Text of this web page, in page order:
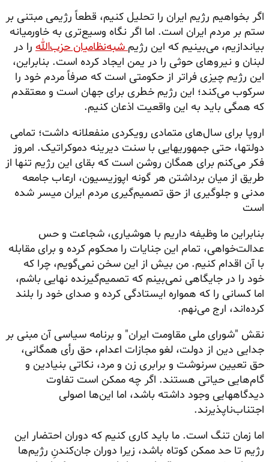
اگر بخواهیم رژیم ایران را تحلیل کنیم، قطعاً رژیمی مبتنی بر
ستم بر مردم ایران است. اما اگر نگاه وسیع‌تری به خاورمیانه
بیاندازیم، می‌بینیم که این رژیمشبه‌نظامیان حزب‌الله را در
لبنان و نیروهای حوثی را در یمن ایجاد کرده است. بنابراین،
این رژیم چیزی فراتر از حکومتی است که صرفاً مردم خود را
سرکوب می‌کند؛ این رژیم خطری برای جهان است و معتقدم
که همگی باید به این واقعیت اذعان کنیم.
اروپا برای سال‌های متمادی رویکردی منفعلانه داشت؛ تمامی
دولتها، حتی جمهوریهایی با سنت دیرینه دموکراتیک. امروز
فکر می‌کنم برای همگان روشن است که بقای این رژیم تنها از
طریق از میان برداشتن هر گونه اپوزیسیون، ارعاب جامعه
مدنی و جلوگیری از حق تصمیم‌گیری مردم ایران میسر شده
است
بنابراین ما وظیفه داریم با هوشیاری، شجاعت و حس
عدالت‌خواهی، تمام این جنایات را محکوم کرده و برای مقابله
با آن اقدام کنیم. من بیش از این سخن نمی‌گویم، چرا که
خود را در جایگاهی نمی‌بینم که تصمیم‌گیرنده نهایی باشم،
اما کسانی را که همواره ایستادگی کرده و صدای خود را بلند
کرده‌اند، ارج می‌نهم.
نقش "شورای ملی مقاومت ایران" و برنامه سیاسی آن مبنی بر
جدایی دین از دولت، لغو مجازات اعدام، حق رأی همگانی،
حق تعیین سرنوشت و برابری زن و مرد، نکاتی بنیادین و
گام‌هایی حیاتی هستند. اگر چه ممکن است تفاوت
دیدگاههایی وجود داشته باشد، اما این‌ها اصولی
اجتناب‌ناپذیرند.
اما زمان تنگ است. ما باید کاری کنیم که دوران احتضار این
رژیم تا حد ممکن کوتاه باشد، زیرا دوران جان‌کندنِ رژیم‌ها